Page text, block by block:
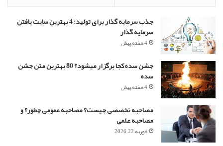
جذب سرمایه گذار برای تولید: 4 بهترین سایت یافتن
سرمایه گذار
4 هفته پیش
جشن سده کجا برگزار میشود؟ 80 بهترین متن جشن
سده
4 هفته پیش
مصاحبه تخصصی چیست؟ مصاحبه عمومی چطور؟ و
مصاحبه علمی
فوریه 22, 2026